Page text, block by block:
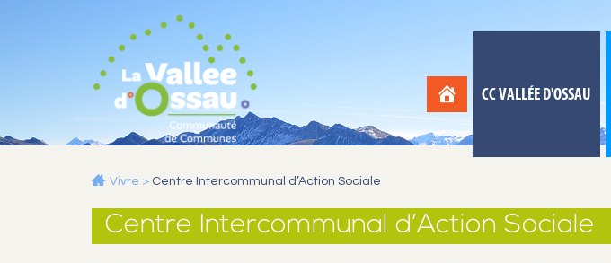
CC VALLÉE D'OSSAU
Vivre > Centre Intercommunal d’Action Sociale
Centre Intercommunal d’Action Sociale